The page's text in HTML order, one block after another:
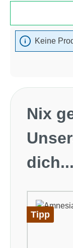
Keine
Nix
dich...
Tipp